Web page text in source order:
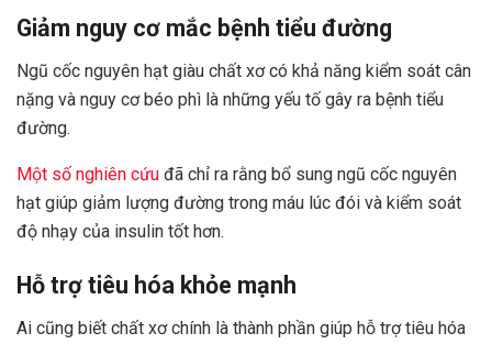
Giảm nguy cơ mắc bệnh tiểu đường
Ngũ cốc nguyên hạt giàu chất xơ có khả năng kiểm soát cân
nặng và nguy cơ béo phì là những yếu tố gây ra bệnh tiểu
đường.
Một số nghiên cứu đã chỉ ra rằng bổ sung ngũ cốc nguyên
hạt giúp giảm lượng đường trong máu lúc đói và kiểm soát
độ nhạy của insulin tốt hơn.
Hỗ trợ tiêu hóa khỏe mạnh
Ai cũng biết chất xơ chính là thành phần giúp hỗ trợ tiêu hóa